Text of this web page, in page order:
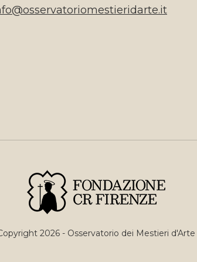
2026 - Osservatorio dei Mestieri d'Arte